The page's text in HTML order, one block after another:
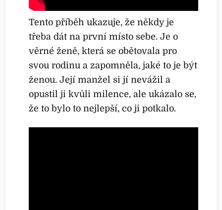
Tento příběh ukazuje, že někdy je
třeba dát na první místo sebe. Je o
věrné ženě, která se obětovala pro
svou rodinu a zapomněla, jaké to je být
ženou. Její manžel si jí nevážil a
opustil ji kvůli milence, ale ukázalo se,
že to bylo to nejlepší, co ji potkalo.